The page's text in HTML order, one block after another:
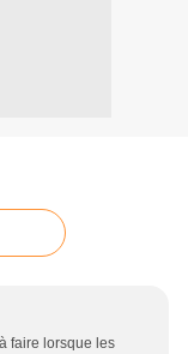
faire lorsque les